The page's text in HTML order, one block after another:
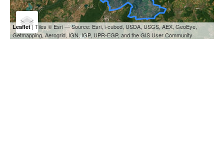
Leaflet| Tiles © Esri — Source: Esri, i-cubed, USDA, USGS, AEX, GeoEye,
Getmapping, Aerogrid, IGN, IGP, UPR-EGP, and the GIS User Community